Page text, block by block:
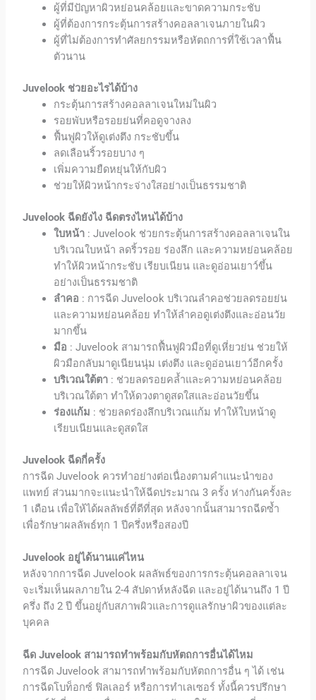
ผู้ที่มีปัญหาผิวหย่อนคล้อยและขาดความกระชับ
ผู้ที่ต้องการกระตุ้นการสร้างคอลลาเจนภายในผิว
ผู้ที่ไม่ต้องการทำศัลยกรรมหรือหัตถการที่ใช้เวลาฟื้น
ตัวนาน
Juvelook ช่วยอะไรได้บ้าง
กระตุ้นการสร้างคอลลาเจนใหม่ในผิว
รอยพับหรือรอยย่นที่คอดูจางลง
ฟื้นฟูผิวให้ดูเต่งตึง กระชับขึ้น
ลดเลือนริ้วรอยบาง ๆ
เพิ่มความยืดหยุ่นให้กับผิว
ช่วยให้ผิวหน้ากระจ่างใสอย่างเป็นธรรมชาติ
Juvelook ฉีดยังไง ฉีดตรงไหนได้บ้าง
ใบหน้า :Juvelook ช่วยกระตุ้นการสร้างคอลลาเจนใน
บริเวณใบหน้า ลดริ้วรอย ร่องลึก และความหย่อนคล้อย
ทำให้ผิวหน้ากระชับ เรียบเนียน และดูอ่อนเยาว์ขึ้น
อย่างเป็นธรรมชาติ
ลำคอ : การฉีด Juvelook บริเวณลำคอช่วยลดรอยย่น
และความหย่อนคล้อย ทำให้ลำคอดูเต่งตึงและอ่อนวัย
มากขึ้น
มือ :Juvelook สามารถฟื้นฟูผิวมือที่ดูเหี่ยวย่น ช่วยให้
ผิวมือกลับมาดูเนียนนุ่ม เต่งตึง และดูอ่อนเยาว์อีกครั้ง
บริเวณใต้ตา : ช่วยลดรอยคล้ำและความหย่อนคล้อย
บริเวณใต้ตา ทำให้ดวงตาดูสดใสและอ่อนวัยขึ้น
ร่องแก้ม : ช่วยลดร่องลึกบริเวณแก้ม ทำให้ใบหน้าดู
เรียบเนียนและดูสดใส
Juvelook ฉีดกี่ครั้ง
การฉีดJuvelook ควรทำอย่างต่อเนื่องตามคำแนะนำของ
แพทย์ ส่วนมากจะแนะนำให้ฉีดประมาณ 3 ครั้ง ห่างกันครั้งละ
1 เดือน เพื่อให้ได้ผลลัพธ์ที่ดีที่สุด หลังจากนั้นสามารถฉีดซ้ำ
เพื่อรักษาผลลัพธ์ทุก 1 ปีครึ่งหรือสองปี
Juvelook อยู่ได้นานแค่ไหน
หลังจากการฉีดJuvelook ผลลัพธ์ของการกระตุ้นคอลลาเจน
จะเริ่มเห็นผลภายใน 2-4 สัปดาห์หลังฉีด และอยู่ได้นานถึง 1 ปี
ครึ่ง ถึง 2 ปี ขึ้นอยู่กับสภาพผิวและการดูแลรักษาผิวของแต่ละ
บุคคล
ฉีดJuvelook สามารถทำพร้อมกับหัตถการอื่นได้ไหม
การฉีดJuvelook สามารถทำพร้อมกับหัตถการอื่น ๆ ได้ เช่น
การฉีดโบท็อกซ์ ฟิลเลอร์ หรือการทำเลเซอร์ ทั้งนี้ควรปรึกษา